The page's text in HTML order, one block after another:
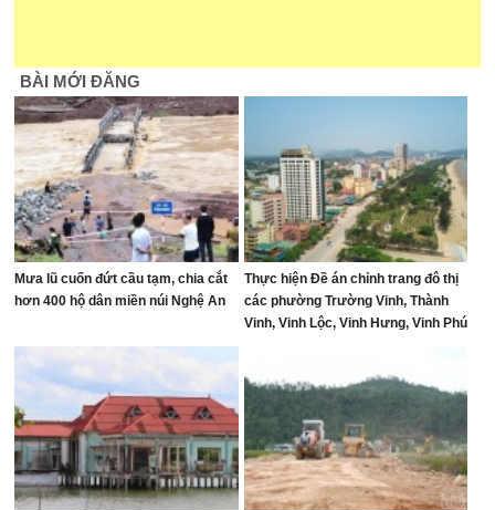
BÀI MỚI ĐĂNG
Mưa lũ cuốn đứt cầu tạm, chia cắt
hơn 400 hộ dân miền núi Nghệ An
Thực hiện Đề án chỉnh trang đô thị
các phường Trường Vinh, Thành
Vinh, Vinh Lộc, Vinh Hưng, Vinh Phú